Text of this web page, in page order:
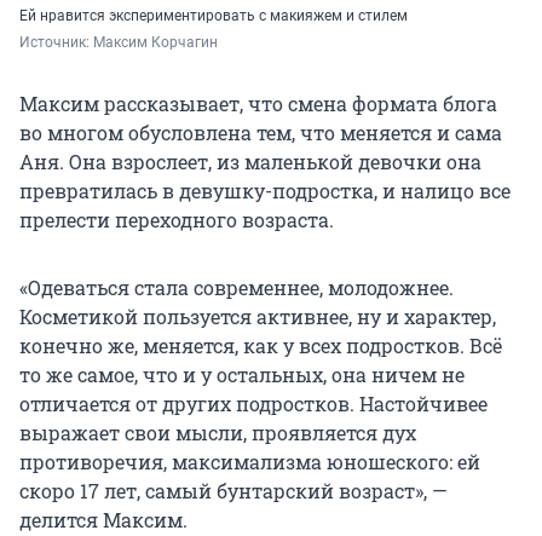
Ей нравится экспериментировать с макияжем и стилем
Источник: Максим Корчагин
Максим рассказывает, что смена формата блога
во многом обусловлена тем, что меняется и сама
Аня. Она взрослеет, из маленькой девочки она
превратилась в девушку-подростка, и налицо все
прелести переходного возраста.
«Одеваться стала современнее, молодожнее.
Косметикой пользуется активнее, ну и характер,
конечно же, меняется, как у всех подростков. Всё
то же самое, что и у остальных, она ничем не
отличается от других подростков. Настойчивее
выражает свои мысли, проявляется дух
противоречия, максимализма юношеского: ей
скоро 17 лет, самый бунтарский возраст», —
делится Максим.